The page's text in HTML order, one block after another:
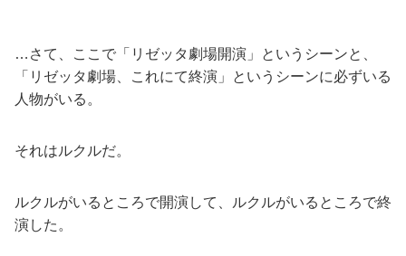
…さて、ここで「リゼッタ劇場開演」というシーンと、
「リゼッタ劇場、これにて終演」というシーンに必ずいる
人物がいる。
それはルクルだ。
ルクルがいるところで開演して、ルクルがいるところで終
演した。